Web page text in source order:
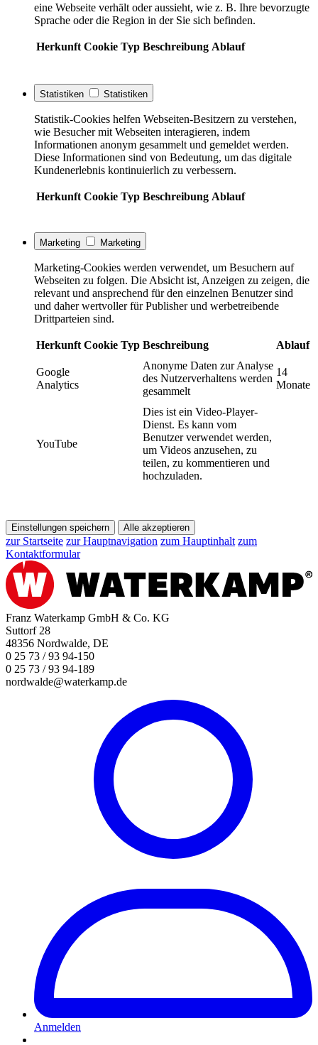
eine Webseite verhält oder aussieht, wie z. B. Ihre bevorzugte
Sprache oder die Region in der Sie sich befinden.
Herkunft Cookie Typ Beschreibung Ablauf
Statistiken Statistiken
Statistik-Cookies helfen Webseiten-Besitzern zu verstehen,
wie Besucher mit Webseiten interagieren, indem
Informationen anonym gesammelt und gemeldet werden.
Diese Informationen sind von Bedeutung, um das digitale
Kundenerlebnis kontinuierlich zu verbessern.
Herkunft Cookie Typ Beschreibung Ablauf
Marketing Marketing
Marketing-Cookies werden verwendet, um Besuchern auf
Webseiten zu folgen. Die Absicht ist, Anzeigen zu zeigen, die
relevant und ansprechend für den einzelnen Benutzer sind
und daher wertvoller für Publisher und werbetreibende
Drittparteien sind.
Herkunft Cookie Typ Beschreibung Ablauf
Google
Analytics
Anonyme Daten zur Analyse
des Nutzerverhaltens werden
gesammelt
14
Monate
YouTube
Dies ist ein Video-Player-
Dienst. Es kann vom
Benutzer verwendet werden,
um Videos anzusehen, zu
teilen, zu kommentieren und
hochzuladen.
Einstellungen speichern Alle akzeptieren
zur Startseite zur Hauptnavigation zum Hauptinhalt zum
Kontaktformular
Franz Waterkamp GmbH & Co. KG
Suttorf 28
48356 Nordwalde, DE
0 25 73 / 93 94-150
0 25 73 / 93 94-189
nordwalde@waterkamp.de
Anmelden